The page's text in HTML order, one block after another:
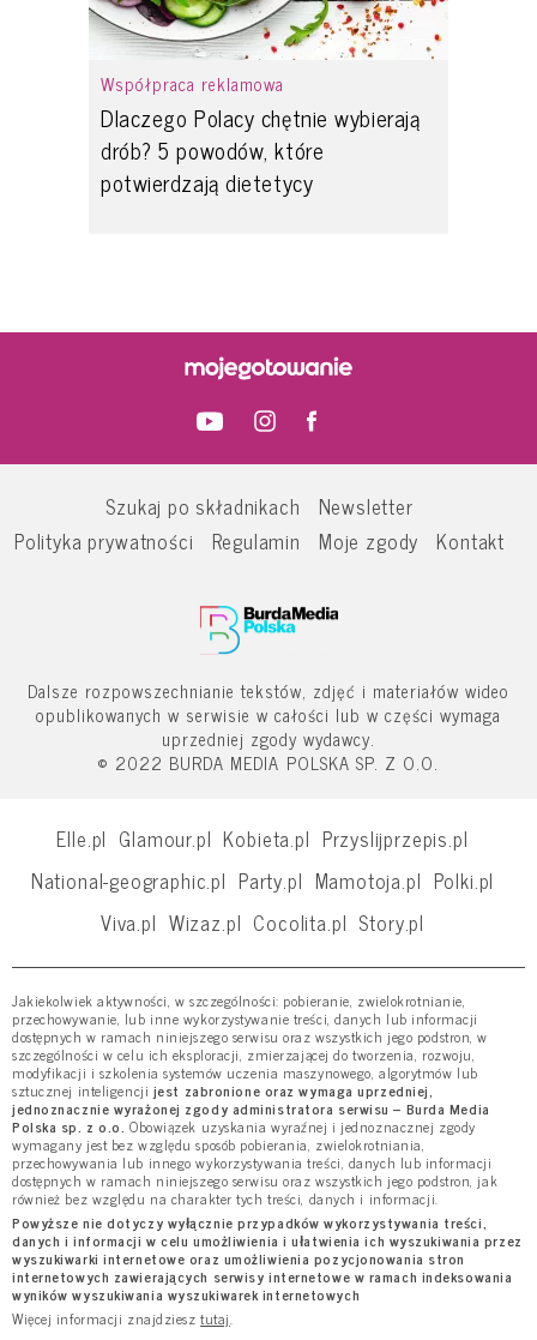
Współpraca reklamowa
Dlaczego Polacy chętnie wybierają
drób? 5 powodów, które
potwierdzają dietetycy
Szukaj po składnikach
Newsletter
Polityka prywatności
Regulamin Moje zgody Kontakt
Dalsze rozpowszechnianie tekstów, zdjęć i materiałów wideo
opublikowanych w serwisie w całości lub w części wymaga
uprzedniej zgody wydawcy.
© 2022 BURDA MEDIA POLSKA SP. Z O.O.
Elle.pl Glamour.pl Kobieta.pl Przyslijprzepis.pl
National-geographic.pl Party.pl Mamotoja.pl Polki.pl
Viva.pl Wizaz.pl Cocolita.pl Story.pl
Jakiekolwiek aktywności, w szczególności: pobieranie, zwielokrotnianie,
przechowywanie, lub inne wykorzystywanie treści, danych lub informacji
dostępnych w ramach niniejszego serwisu oraz wszystkich jego podstron, w
szczególności w celu ich eksploracji, zmierzającej do tworzenia, rozwoju,
modyfikacji i szkolenia systemów uczenia maszynowego, algorytmów lub
sztucznej inteligencji jest zabronione oraz wymaga uprzedniej,
jednoznacznie wyrażonej zgody administratora serwisu – Burda Media
Polska sp. z o.o. Obowiązek uzyskania wyraźnej i jednoznacznej zgody
wymagany jest bez względu sposób pobierania, zwielokrotniania,
przechowywania lub innego wykorzystywania treści, danych lub informacji
dostępnych w ramach niniejszego serwisu oraz wszystkich jego podstron, jak
również bez względu na charakter tych treści, danych i informacji.
Powyższe nie dotyczy wyłącznie przypadków wykorzystywania treści,
danych i informacji w celu umożliwienia i ułatwienia ich wyszukiwania przez
wyszukiwarki internetowe oraz umożliwienia pozycjonowania stron
internetowych zawierających serwisy internetowe w ramach indeksowania
wyników wyszukiwania wyszukiwarek internetowych
Więcej informacji znajdziesztutaj.